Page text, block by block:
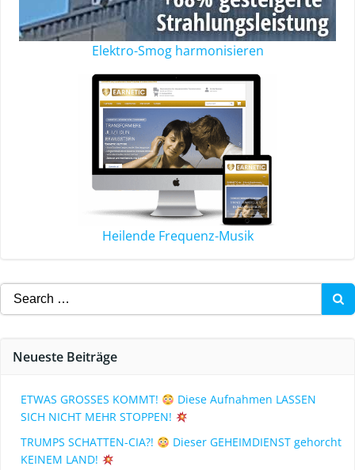
Elektro-Smog harmonisieren
Heilende Frequenz-Musik
Neueste Beiträge
ETWAS GROSSES KOMMT!
Diese Aufnahmen LASSEN
SICH NICHT MEHR STOPPEN!
TRUMPS SCHATTEN-CIA?!
Dieser GEHEIMDIENST gehorcht
KEINEM LAND!